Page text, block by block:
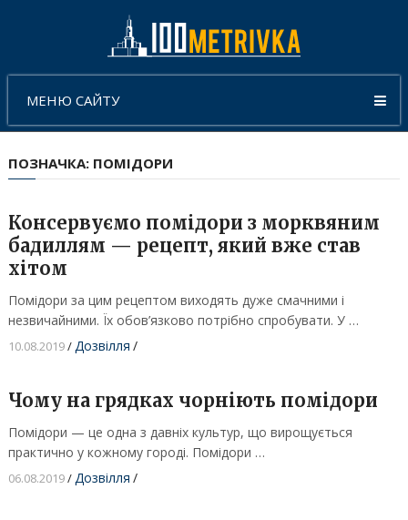
МЕНЮ САЙТУ
ПОЗНАЧКА: ПОМІДОРИ
Консервуємо помідори з морквяним
бадиллям — рецепт, який вже став
хітом
Помідори за цим рецептом виходять дуже смачними і
незвичайними. Їх обов’язково потрібно спробувати. У …
10.08.2019/Дозвілля /
Чому на грядках чорніють помідори
Помідори — це одна з давніх культур, що вирощується
практично у кожному городі. Помідори …
06.08.2019/Дозвілля /